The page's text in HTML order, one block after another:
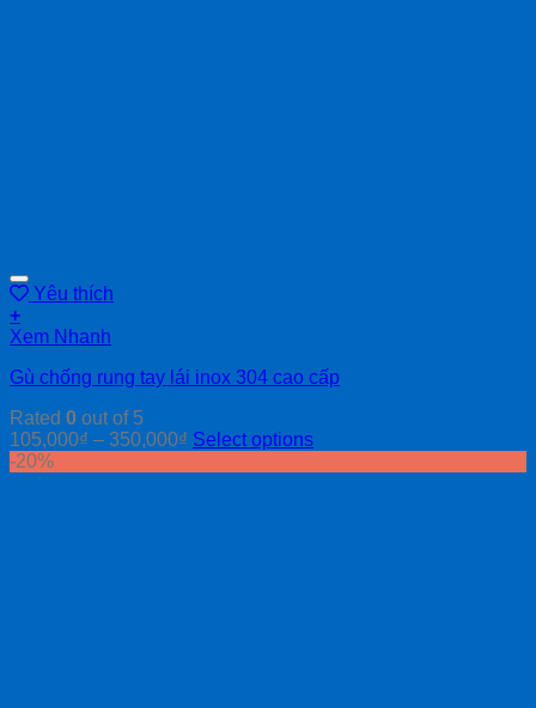
Yêu thích
+
Xem Nhanh
Gù chống rung tay lái inox 304 cao cấp
Rated 0 out of 5
105,000₫ – 350,000₫ Select options
-20%